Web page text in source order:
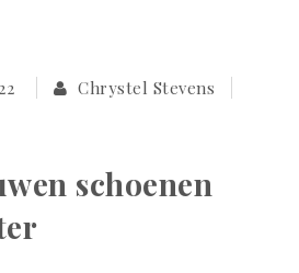
Chrystel Stevens
schoenen